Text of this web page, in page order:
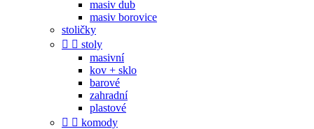
masiv dub
masiv borovice
stoličky
  stoly
masivní
kov + sklo
barové
zahradní
plastové
  komody